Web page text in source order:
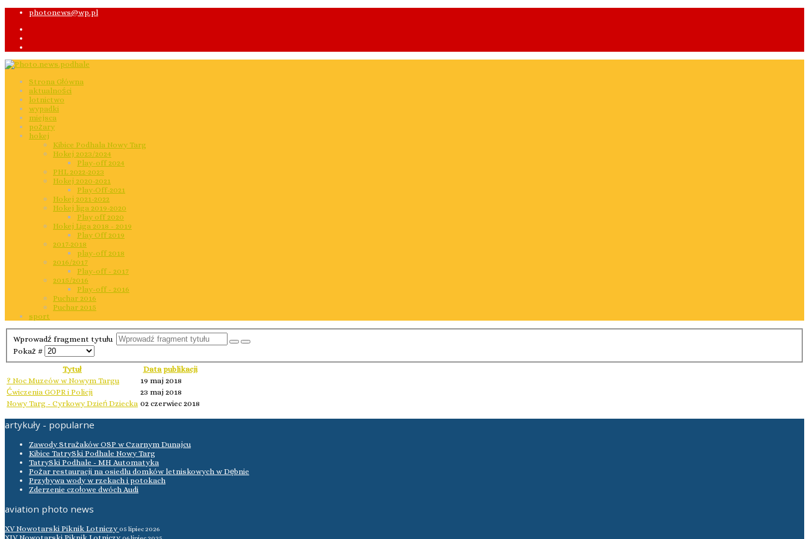
photonews@wp.pl
Strona Główna
aktualności
lotnictwo
wypadki
miejsca
pożary
hokej
Kibice Podhala Nowy Targ
Hokej 2023/2024
Play-off 2024
PHL 2022-2023
Hokej 2020-2021
Play-Off-2021
Hokej 2021-2022
Hokej liga 2019-2020
Play off 2020
Hokej Liga 2018 - 2019
Play Off 2019
2017-2018
play-off 2018
2016/2017
Play-off - 2017
2015/2016
Play-off - 2016
Puchar 2016
Puchar 2015
sport
Wprowadź fragment tytułu
Pokaż #
Tytuł
Data publikacji
? Noc Muzeów w Nowym Targu
19 maj 2018
Ćwiczenia GOPR i Policji
23 maj 2018
Nowy Targ - Cyrkowy Dzień Dziecka 02 czerwiec 2018
artykuły - popularne
Zawody Strażaków OSP w Czarnym Dunajcu
Kibice TatrySki Podhale Nowy Targ
TatrySki Podhale - MH Automatyka
Pożar restauracji na osiedlu domków letniskowych w Dębnie
Przybywa wody w rzekach i potokach
Zderzenie czołowe dwóch Audi
aviation photo news
XV Nowotarski Piknik Lotniczy 05 lipiec 2026